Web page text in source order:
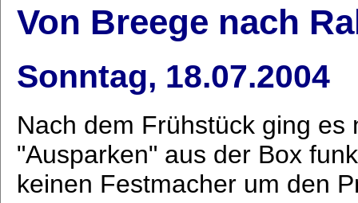
Von Breege nach
Sonntag, 18.07.2004
Nach dem Frühstück ging
"Ausparken" aus der Box
keinen Festmacher um den